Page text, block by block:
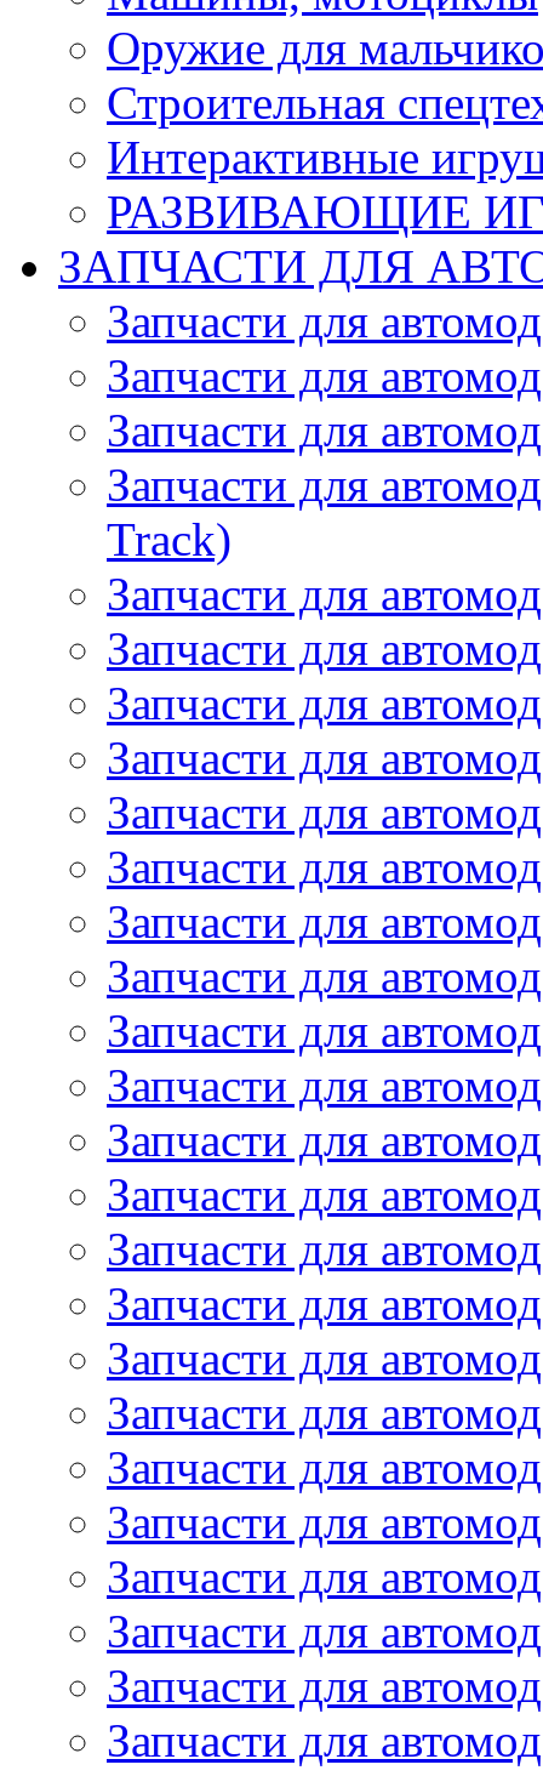
Оружие для
Строительная
Интерактивные
РАЗВИВАЮЩИЕ
ЗАПЧАСТИ ДЛЯ
Запчасти для
Запчасти для
Запчасти для
Запчасти для
Track)
Запчасти для
Запчасти для
Запчасти для
Запчасти для
Запчасти для
Запчасти для
Запчасти для
Запчасти для
Запчасти для
Запчасти для
Запчасти для
Запчасти для
Запчасти для
Запчасти для
Запчасти для
Запчасти для
Запчасти для
Запчасти для
Запчасти для
Запчасти для
Запчасти для
Запчасти для